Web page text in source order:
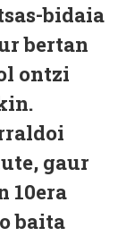
bidaia
bertan
ontzi
gaur
10era
baita